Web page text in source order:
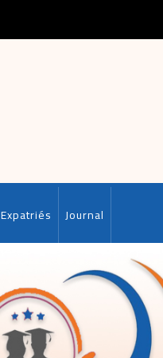
Expatriés Journal